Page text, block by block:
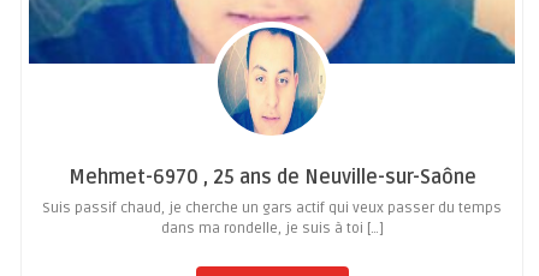
Mehmet-6970 , 25 ans de Neuville-sur-Saône
Suis passif chaud, je cherche un gars actif qui veux passer du temps
dans ma rondelle, je suis à toi […]